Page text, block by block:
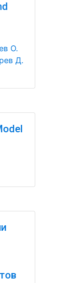
О.
Д.